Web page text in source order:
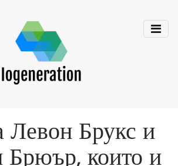
Левон Брукс и
Брюър, които и